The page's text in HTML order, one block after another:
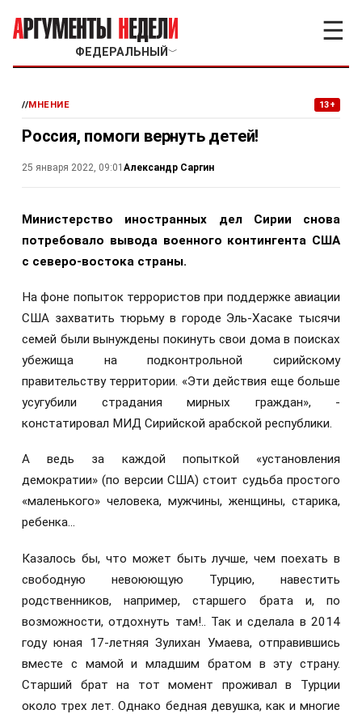
ФЕДЕРАЛЬНЫЙ ﹀
☰
//МНЕНИЕ 13+
Россия, помоги вернуть детей!
25 января 2022, 09:01 Александр Саргин
Министерство иностранных дел Сирии снова
потребовало вывода военного контингента США
с северо-востока страны.
На фоне попыток террористов при поддержке авиации
США захватить тюрьму в городе Эль-Хасаке тысячи
семей были вынуждены покинуть свои дома в поисках
убежища на подконтрольной сирийскому
правительству территории. «Эти действия еще больше
усугубили страдания мирных граждан», -
констатировал МИД Сирийской арабской республики.
А ведь за каждой попыткой «установления
демократии» (по версии США) стоит судьба простого
«маленького» человека, мужчины, женщины, старика,
ребенка…
Казалось бы, что может быть лучше, чем поехать в
свободную невоюющую Турцию, навестить
родственников, например, старшего брата и, по
возможности, отдохнуть там!.. Так и сделала в 2014
году юная 17-летняя Зулихан Умаева, отправившись
вместе с мамой и младшим братом в эту страну.
Старший брат на тот момент проживал в Турции
около трех лет. Однако бедная девушка, как и многие